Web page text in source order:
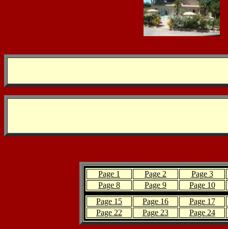
Page 1 Page 2
Page 3
Page 8
Page 9
Page 10
Page 15
Page 16
Page 17
Page 22
Page 23 Page 24